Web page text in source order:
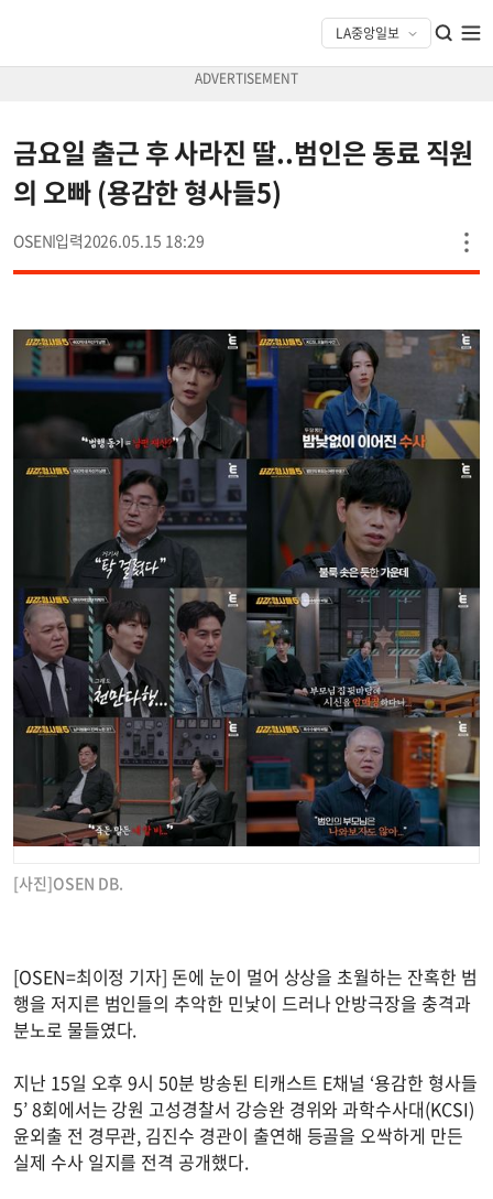
금요일 출근 후 사라진 딸..범인은 동료 직원
의 오빠 (용감한 형사들5)
OSEN 2026.05.15 18:29
[사진]OSEN DB.
[OSEN=최이정 기자] 돈에 눈이 멀어 상상을 초월하는 잔혹한 범
행을 저지른 범인들의 추악한 민낯이 드러나 안방극장을 충격과
분노로 물들였다.
지난 15일 오후 9시 50분 방송된 티캐스트 E채널 ‘용감한 형사들
5’ 8회에서는 강원 고성경찰서 강승완 경위와 과학수사대(KCSI)
윤외출 전 경무관, 김진수 경관이 출연해 등골을 오싹하게 만든
실제 수사 일지를 전격 공개했다.